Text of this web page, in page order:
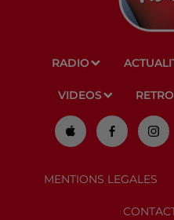
RADIO
VIDEOS
MENTIONS LEGALES